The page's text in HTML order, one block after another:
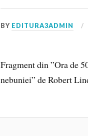
BY EDITURA3ADMIN
Fragment din ”Ora de
nebuniei” de Robert